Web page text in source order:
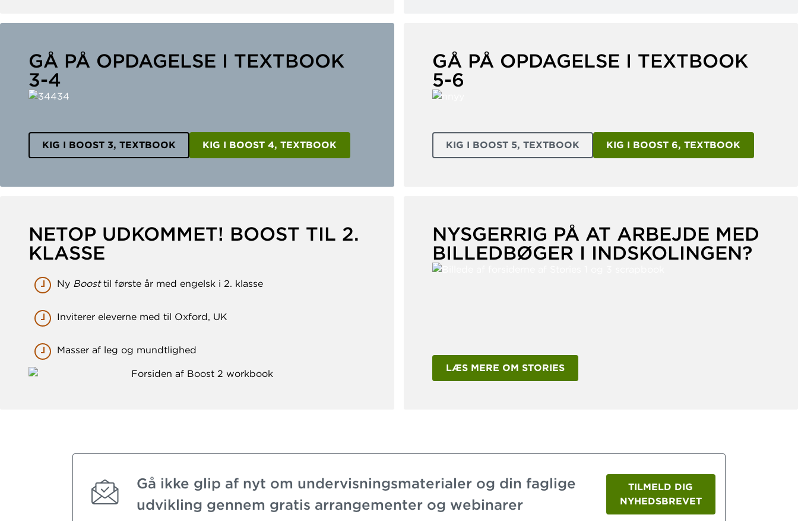
GÅ PÅ OPDAGELSE I TEXTBOOK
3-4
KIG I BOOST 3, TEXTBOOK KIG I BOOST 4, TEXTBOOK
GÅ PÅ OPDAGELSE I TEXTBOOK
5-6
KIG I BOOST 5, TEXTBOOK KIG I BOOST 6, TEXTBOOK
NETOP UDKOMMET! BOOST TIL 2.
KLASSE
Ny Boosttil første år med engelsk i 2. klasse
Inviterer eleverne med til Oxford, UK
Masser af leg og mundtlighed
NYSGERRIG PÅ AT ARBEJDE MED
BILLEDBØGER I INDSKOLINGEN?
LÆS MERE OM STORIES
Gå ikke glip af nyt om undervisningsmaterialer og din faglige
udvikling gennem gratis arrangementer og webinarer
TILMELD DIG
NYHEDSBREVET